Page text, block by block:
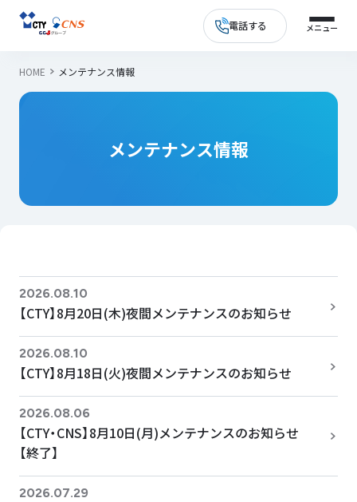
電話する
HOME メンテナンス情報
メンテナンス情報
2026.08.10
【CTY】8月20日(木)夜間メンテナンスのお知らせ
2026.08.10
【CTY】8月18日(火)夜間メンテナンスのお知らせ
2026.08.06
【CTY・CNS】8月10日(月)メンテナンスのお知らせ
【終了】
2026.07.29